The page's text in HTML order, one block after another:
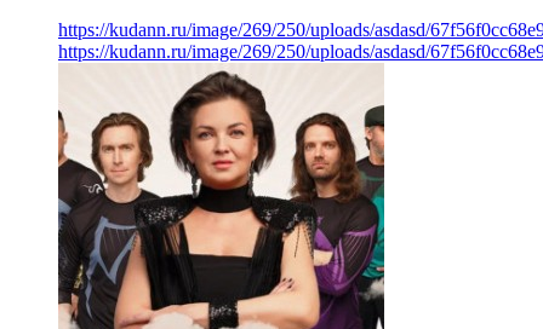
https://kudann.ru/image/269/250/uploads/asdasd/
https://kudann.ru/image/269/250/uploads/asdasd/